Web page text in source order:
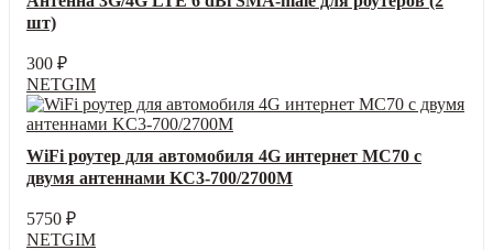
шт)
300 ₽
NETGIM
WiFi роутер для автомобиля 4G интернет MC70 с
двумя антеннами KC3-700/2700M
5750 ₽
NETGIM